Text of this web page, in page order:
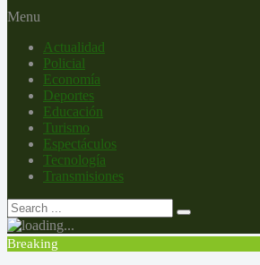
Menu
Actualidad
Policial
Economía
Deportes
Educación
Turismo
Espectáculos
Tecnología
Transmisiones
Breaking